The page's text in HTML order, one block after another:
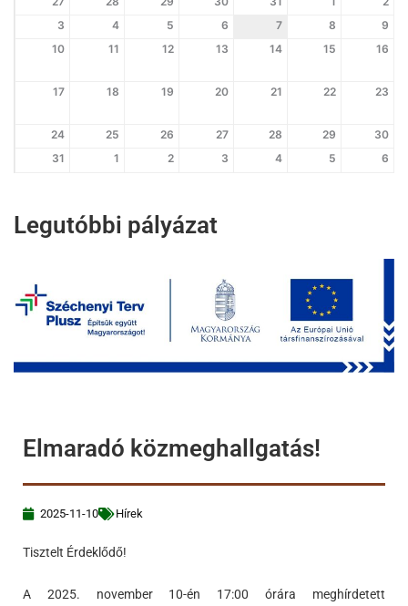
3
4 5 6 7 8
9
10
11 12 13 14 15 16
17 18 19 20 21 22 23
24 25 26 27 28 29
30
31
1 2 3 4 5 6
Legutóbbi pályázat
Elmaradó közmeghallgatás!
2025-11-10 Hírek
Tisztelt Érdeklődő!
A 2025. november 10-én 17:00 órára meghírdetett